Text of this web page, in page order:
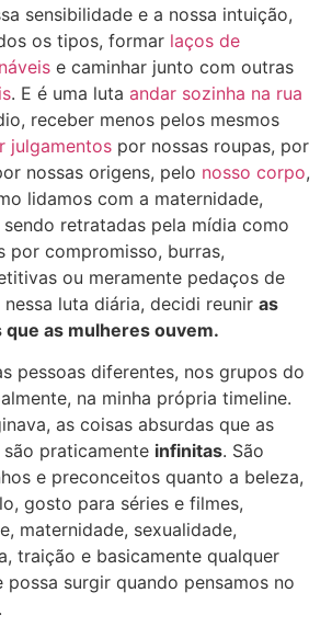
sensibilidade e a nossa intuição,
os tipos, formar laços de
e caminhar junto com outras
. E é uma luta andar sozinha na rua
receber menos pelos mesmos
julgamentos por nossas roupas, por
nossas origens, pelo nosso corpo,
lidamos com a maternidade,
retratadas pela mídia como
por compromisso, burras,
ou meramente pedaços de
nessa luta diária, decidi reunir as
que as mulheres ouvem.
pessoas diferentes, nos grupos do
na minha própria timeline.
as coisas absurdas que as
praticamente infinitas. São
e preconceitos quanto a beleza,
gosto para séries e filmes,
maternidade, sexualidade,
traição e basicamente qualquer
surgir quando pensamos no